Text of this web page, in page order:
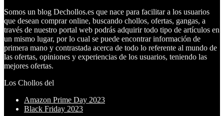
Somos un blog Dechollos.es que nace para facilitar a los usuarios
que desean comprar online, buscando chollos, ofertas, gangas, a
través de nuestro portal web podrás adquirir todo tipo de artículos en
un mismo lugar, por lo cual se puede encontrar información de
primera mano y contrastada acerca de todo lo referente al mundo de
las ofertas, opiniones y experiencias de los usuarios, teniendo las
mejores ofertas.
Los Chollos del
Amazon Prime Day 2023
Black Friday 2023